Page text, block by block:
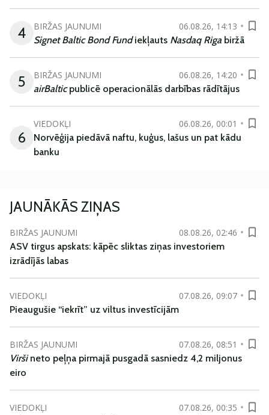
4 BIRŽAS JAUNUMI
06.08.26, 14:13
Signet Baltic Bond Fundiekļauts Nasdaq Riga biržā
5 BIRŽAS JAUNUMI
06.08.26, 14:20
airBalticpublicē operacionālās darbības rādītājus
6
VIEDOKĻI
06.08.26, 00:01
Norvēģija piedāvā naftu, kuģus, lašus un pat kādu
banku
JAUNĀKĀS ZIŅAS
BIRŽAS JAUNUMI
08.08.26, 02:46
ASV tirgus apskats: kāpēc sliktas ziņas investoriem
izrādījās labas
VIEDOKĻI
07.08.26, 09:07
Pieaugušie “iekrīt” uz viltus investīcijām
BIRŽAS JAUNUMI
07.08.26, 08:51
Viršineto peļņa pirmajā pusgadā sasniedz 4,2 miljonus
eiro
VIEDOKĻI
07.08.26, 00:35